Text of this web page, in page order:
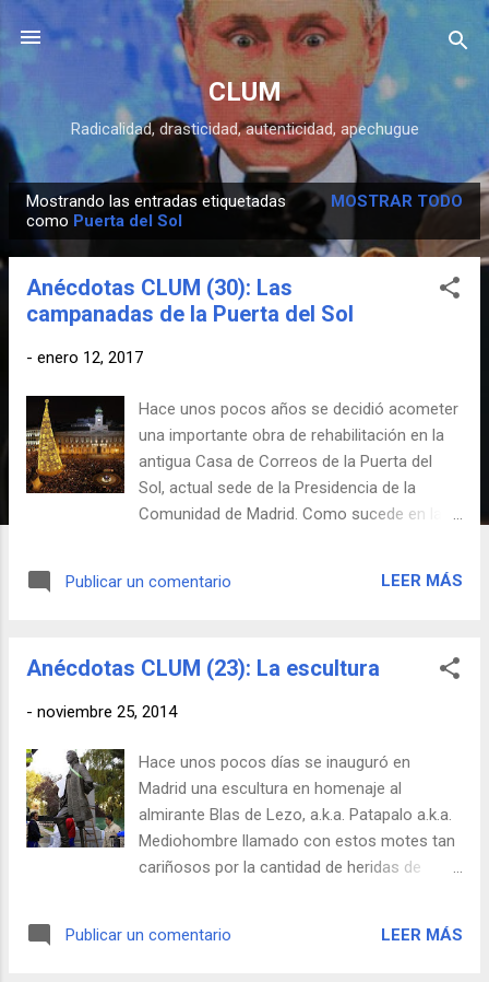
Ir al contenido principal
CLUM
Radicalidad, drasticidad, autenticidad, apechugue
Mostrando las entradas etiquetadas
como Puerta del Sol
MOSTRAR TODO
Anécdotas CLUM (30): Las
campanadas de la Puerta del Sol
- enero 12, 2017
Hace unos pocos años se decidió acometer
una importante obra de rehabilitación en la
antigua Casa de Correos de la Puerta del
Sol, actual sede de la Presidencia de la
Comunidad de Madrid. Como sucede en la
inicialmente y a los constructores les dieron
por si el famoso reloj no estuviera
operario se encargaría de darlas golpeando
se amplificaría mediante unos altavoces
ocultos. Al final no se tuvo que tirar de plan
B y el reloj pudo marcar el paso del año
ambiente de la Nochevieja madrileña.
Publicar un comentario LEER MÁS
Anécdotas CLUM (23): La escultura
- noviembre 25, 2014
Hace unos pocos días se inauguró en
Madrid una escultura en homenaje al
almirante Blas de Lezo, a.k.a. Patapalo a.k.a.
Mediohombre llamado con estos motes tan
cariñosos por la cantidad de heridas de
España ya tendrá su hueco en un futuro
Publicar un comentario LEER MÁS